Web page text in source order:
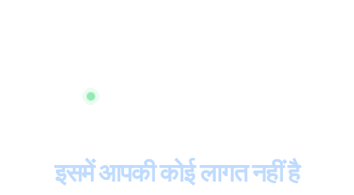
तुरंत शुरू करें, क्रेडिट कार्ड की आवश्यकता नहीं
इसमें आपकी कोई लागत नहीं है